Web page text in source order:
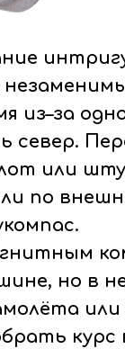
из–за
север.
или
по
но в
или